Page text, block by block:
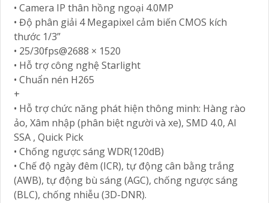
• Camera IP thân hồng ngoại 4.0MP
• Độ phân giải 4 Megapixel cảm biến CMOS kích
thước 1/3”
• 25/30fps@2688 × 1520
• Hỗ trợ công nghệ Starlight
• Chuẩn nén H265
+
• Hỗ trợ chức năng phát hiện thông minh: Hàng rào
ảo, Xâm nhập (phân biệt người và xe), SMD 4.0, AI
SSA , Quick Pick
• Chống ngược sáng WDR(120dB)
• Chế độ ngày đêm (ICR), tự động cân bằng trắng
(AWB), tự động bù sáng (AGC), chống ngược sáng
(BLC), chống nhiễu (3D-DNR).